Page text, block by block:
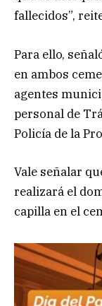
fallecidos”,
Para ello,
en ambos
agentes
personal de
Policía de la
Vale señalar
realizará el
capilla en el